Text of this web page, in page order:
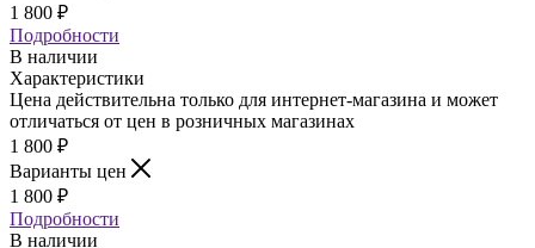
1 800 ₽
Подробности
В наличии
Характеристики
Цена действительна только для интернет-магазина и может
отличаться от цен в розничных магазинах
1 800 ₽
Варианты цен
1 800 ₽
Подробности
В наличии